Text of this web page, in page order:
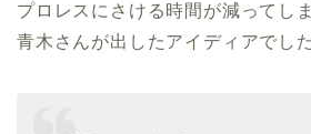
プロレスにさける時間が減ってし
青木さんが出したアイディアでした